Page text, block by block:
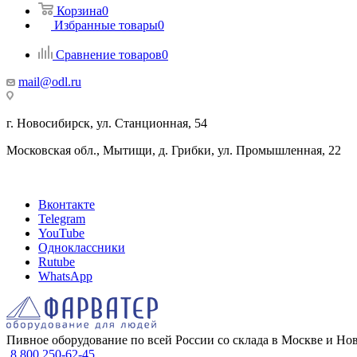
Корзина0
Избранные товары0
Сравнение товаров0
mail@odl.ru
г. Новосибирск, ул. Станционная, 54
Московская обл., Мытищи, д. Грибки, ул. Промышленная, 22
Вконтакте
Telegram
YouTube
Одноклассники
Rutube
WhatsApp
Пивное оборудование по всей России со склада в Москве и
8 800 250-62-45